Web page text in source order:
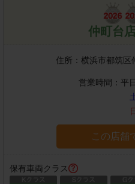
仲町台
住所： 横浜市都筑区
営業時間： 平日
日
この店舗
保有車両クラス